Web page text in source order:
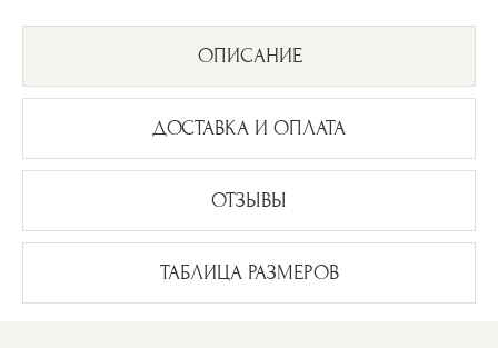
ОПИСАНИЕ
ДОСТАВКА И ОПЛАТА
ТАБЛИЦА РАЗМЕРОВ
ОТЗЫВЫ